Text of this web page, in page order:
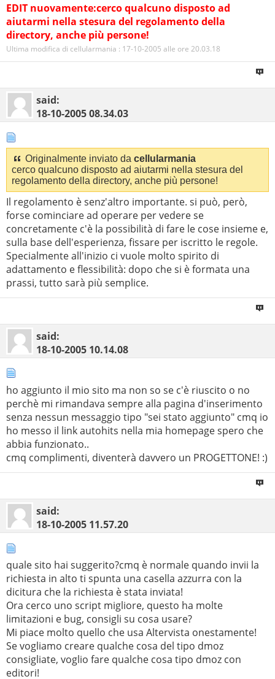
EDIT nuovamente:cerco qualcuno disposto ad
aiutarmi nella stesura del regolamento della
directory, anche più persone!
Ultima modifica di cellularmania : 17-10-2005 alle ore 20.03.18
said:
18-10-200508.34.03
Originalmente inviato da cellularmania
cerco qualcuno disposto ad aiutarmi nella stesura del
regolamento della directory, anche più persone!
Il regolamento è senz'altro importante. si può, però,
forse cominciare ad operare per vedere se
concretamente c'è la possibilità di fare le cose insieme e,
sulla base dell'esperienza, fissare per iscritto le regole.
Specialmente all'inizio ci vuole molto spirito di
adattamento e flessibilità: dopo che si è formata una
prassi, tutto sarà più semplice.
said:
18-10-2005 10.14.08
ho aggiunto il mio sito ma non so se c'è riuscito o no
perchè mi rimandava sempre alla pagina d'inserimento
senza nessun messaggio tipo "sei stato aggiunto" cmq io
ho messo il link autohits nella mia homepage spero che
abbia funzionato..
cmq complimenti, diventerà davvero un PROGETTONE! :)
said:
18-10-2005 11.57.20
quale sito hai suggerito?cmq è normale quando invii la
richiesta in alto ti spunta una casella azzurra con la
dicitura che la richiesta è stata inviata!
Ora cerco uno script migliore, questo ha molte
limitazioni e bug, consigli su cosa usare?
Mi piace molto quello che usa Altervista onestamente!
Se vogliamo creare qualche cosa del tipo dmoz
consigliate, voglio fare qualche cosa tipo dmoz con
editori!